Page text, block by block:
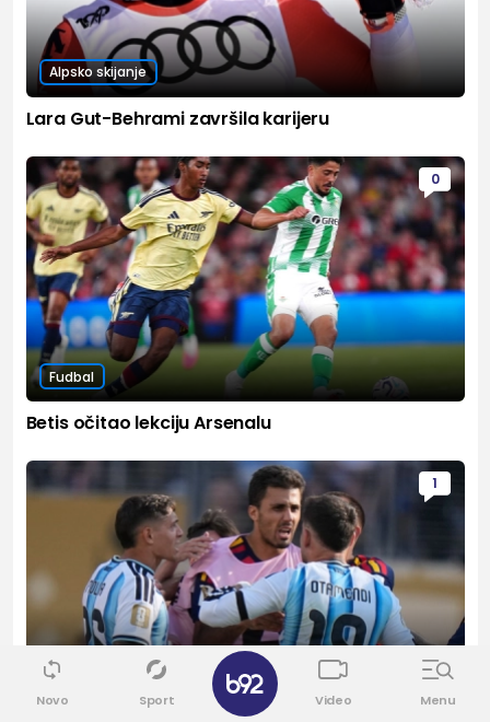
Alpsko skijanje
Lara Gut-Behrami završila karijeru
0
Fudbal
Betis očitao lekciju Arsenalu
1
Mundial 2026
Novo Sport Video Menu
✕